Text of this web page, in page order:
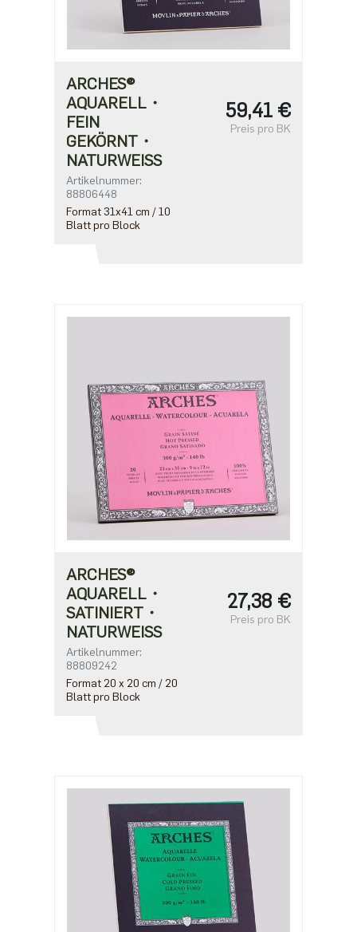
ARCHES®
AQUARELL・
FEIN
GEKÖRNT・
NATURWEISS
Artikelnummer:
88806448
Format 31x41 cm / 10
Blatt pro Block
59,41 €
Preis pro BK
ARCHES®
AQUARELL・
SATINIERT・
NATURWEISS
Artikelnummer:
88809242
Format 20 x 20 cm / 20
Blatt pro Block
27,38 €
Preis pro BK